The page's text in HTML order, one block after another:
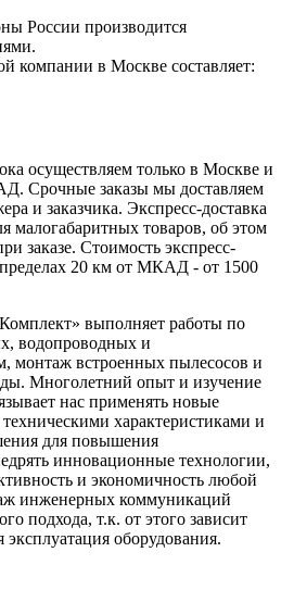
России производится
компании в Москве составляет:
осуществляем только в Москве и
Срочные заказы мы доставляем
и заказчика. Экспресс-доставка
малогабаритных товаров, об этом
заказе. Стоимость экспресс-
20 км от МКАД - от 1500
выполняет работы по
водопроводных и
монтаж встроенных пылесосов и
Многолетний опыт и изучение
нас применять новые
характеристиками и
для повышения
инновационные технологии,
и экономичность любой
инженерных коммуникаций
подхода, т.к. от этого зависит
эксплуатация оборудования.